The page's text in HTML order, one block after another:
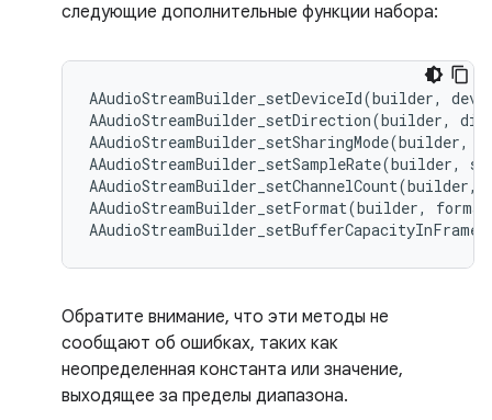
следующие дополнительные функции набора:
AAudioStreamBuilder_setDeviceId(builder,
AAudioStreamBuilder_setDirection(builder,
AAudioStreamBuilder_setSharingMode(builder,
AAudioStreamBuilder_setSampleRate(builder,
AAudioStreamBuilder_setChannelCount(builder,
AAudioStreamBuilder_setFormat(builder,
Обратите внимание, что эти методы не
сообщают об ошибках, таких как
неопределенная константа или значение,
выходящее за пределы диапазона.